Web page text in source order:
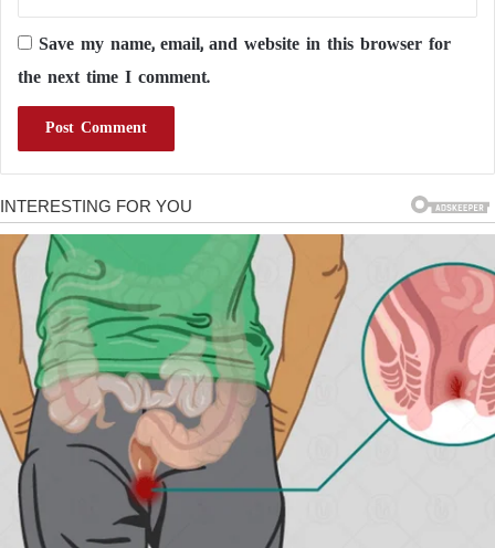
Save my name, email, and website in this browser for
the next time I comment.